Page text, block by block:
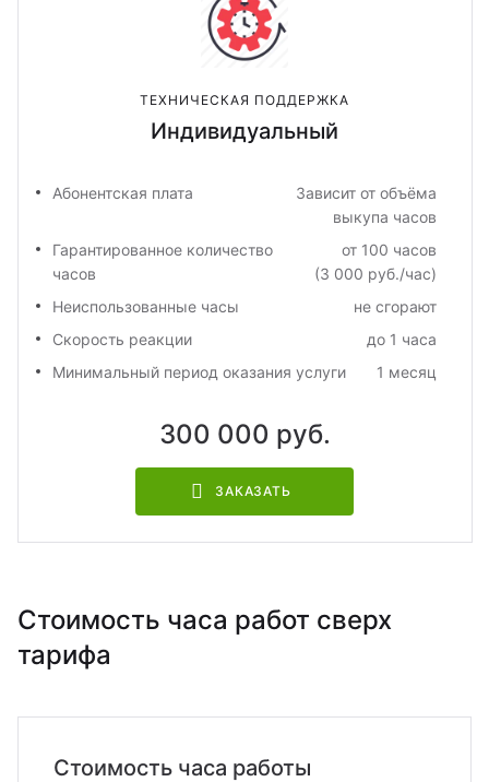
ТЕХНИЧЕСКАЯ ПОДДЕРЖКА
Индивидуальный
Абонентская плата
Зависит от объёма
выкупа часов
Гарантированное количество
часов
от 100 часов
(3 000 руб./час)
Неиспользованные часы
не сгорают
Скорость реакции
до 1 часа
Минимальный период оказания услуги
1 месяц
300 000 руб.
ЗАКАЗАТЬ
Стоимость часа работ сверх
тарифа
Стоимость часа работы